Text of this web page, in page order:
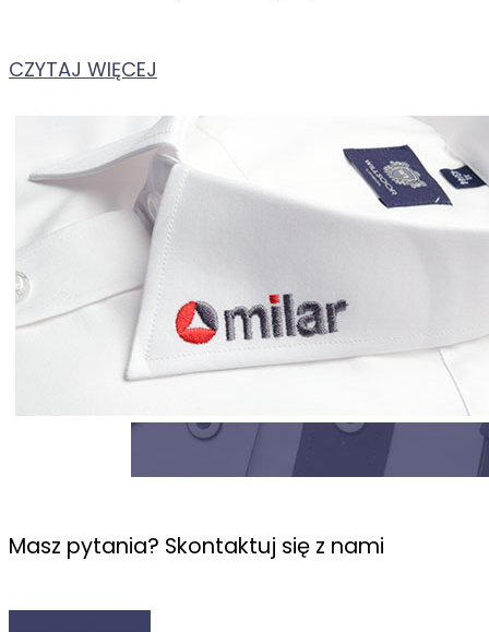
CZYTAJ WIĘCEJ
Masz pytania? Skontaktuj się z nami